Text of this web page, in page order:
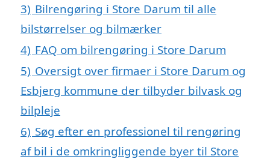
3) Bilrengøring i Store Darum til alle
bilstørrelser og bilmærker
4) FAQ om bilrengøring i Store Darum
5) Oversigt over firmaer i Store Darum og
Esbjerg kommune der tilbyder bilvask og
bilpleje
6) Søg efter en professionel til rengøring
af bil i de omkringliggende byer til Store